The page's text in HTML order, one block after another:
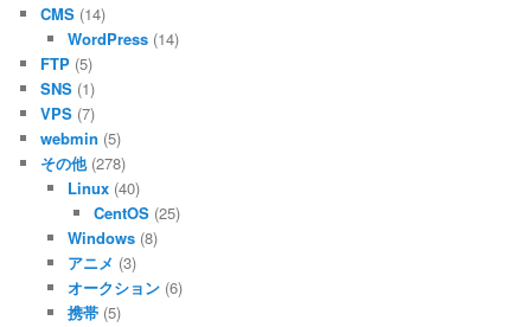
CMS (14)
WordPress(14)
FTP (5)
SNS (1)
VPS (7)
webmin (5)
その他(278)
Linux(40)
CentOS (25)
Windows(8)
アニメ (3)
オークション(6)
携帯(5)